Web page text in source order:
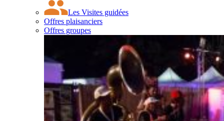
Les Visites guidées
Offres plaisanciers
Offres groupes